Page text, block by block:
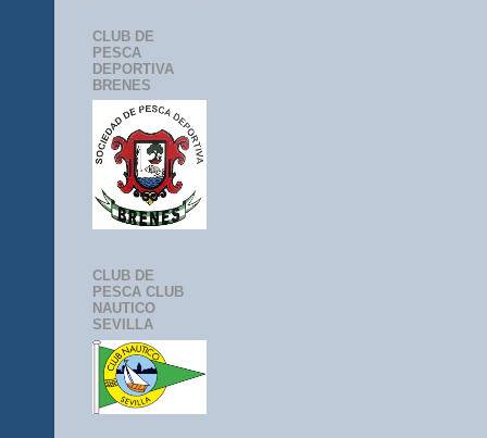
CLUB DE
PESCA
DEPORTIVA
BRENES
CLUB DE
PESCA CLUB
NAUTICO
SEVILLA